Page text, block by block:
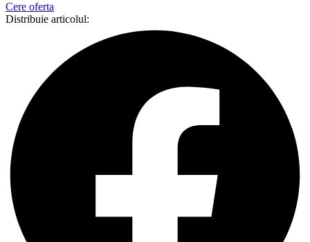
Cere oferta
Distribuie articolul: